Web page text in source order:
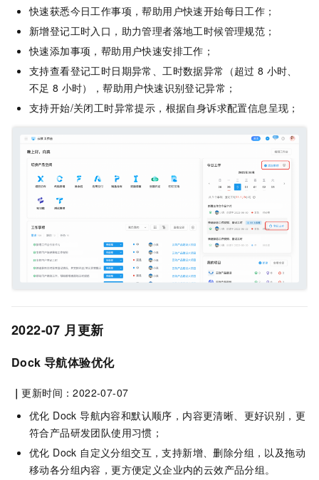
快速获悉今日工作事项，帮助用户快速开始每日工作；
新增登记工时入口，助力管理者落地工时候管理规范；
快速添加事项，帮助用户快速安排工作；
支持查看登记工时日期异常、工时数据异常（超过 8 小时、
不足 8 小时），帮助用户快速识别登记异常；
支持开始/关闭工时异常提示，根据自身诉求配置信息呈现；
2022-07 月更新
Dock 导航体验优化
｜更新时间：2022-07-07
优化 Dock 导航内容和默认顺序，内容更清晰、更好识别，更
符合产品研发团队使用习惯；
优化 Dock 自定义分组交互，支持新增、删除分组，以及拖动
移动各分组内容，更方便定义企业内的云效产品分组。